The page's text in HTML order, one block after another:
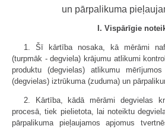
un pārpalikuma
I. Vispārīgie
1. Šī kārtība nosaka, kā mērāmi
(turpmāk - degviela) krājumu atlikumi
produktu (degvielas) atlikumu
(degvielas) iztrūkuma (zuduma) un
2. Kārtība, kādā mērāmi degvielas
procesā, tiek pielietota, lai noteiktu
pārpalikuma pieļaujamos apjomus